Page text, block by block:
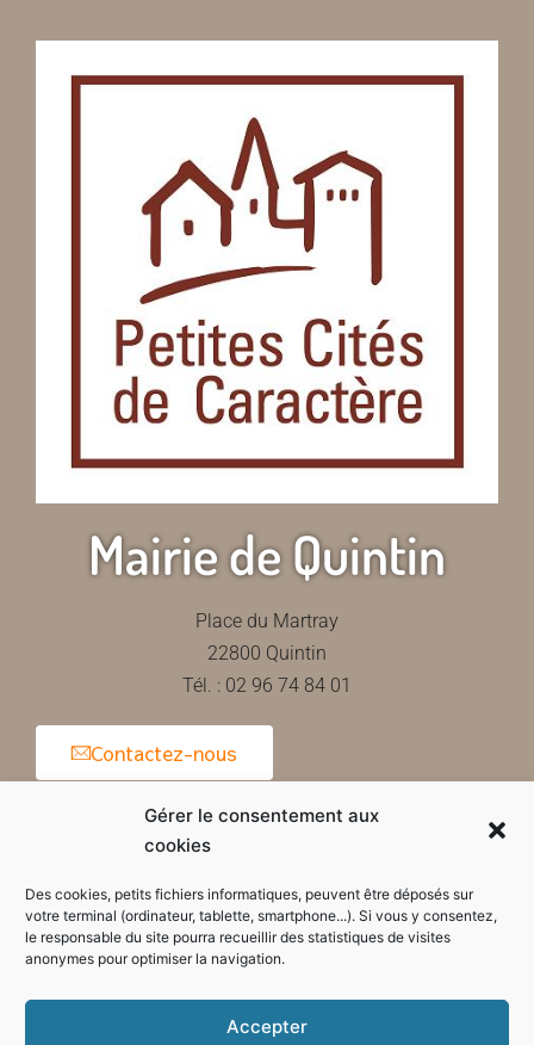
Gérer le consentement aux
cookies
Des cookies, petits fichiers informatiques, peuvent être déposés sur
votre terminal (ordinateur, tablette, smartphone...). Si vous y consentez,
le responsable du site pourra recueillir des statistiques de visites
anonymes pour optimiser la navigation.
Accepter
Mairie de Quintin
Place du Martray
22800 Quintin
Tél. : 02 96 74 84 01
Contactez-nous
Horaires d'ouverture de la mairie